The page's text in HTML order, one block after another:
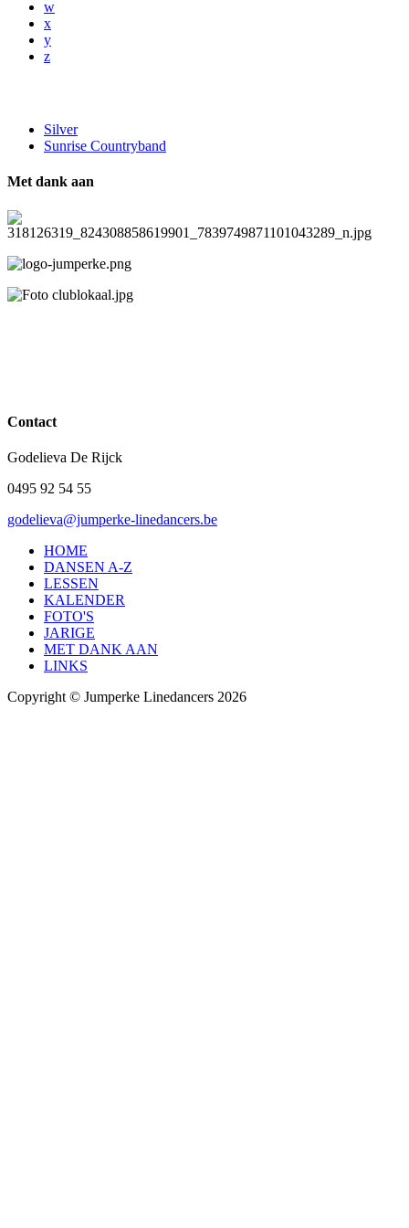
w
x
y
z
Silver
Sunrise Countryband
Met dank aan
Contact
Godelieva De Rijck
0495 92 54 55
godelieva@jumperke-linedancers.be
HOME
DANSEN A-Z
LESSEN
KALENDER
FOTO'S
JARIGE
MET DANK AAN
LINKS
Copyright © Jumperke Linedancers 2026